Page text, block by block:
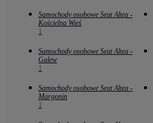
Samochody osobowe Seat Altea -
Kościelna Wieś
1
Samochody osobowe Seat Altea -
Galew
1
Samochody osobowe Seat Altea -
Margonin
1